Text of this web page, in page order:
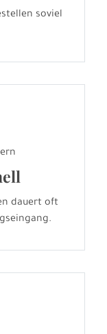
soviel
dauert oft